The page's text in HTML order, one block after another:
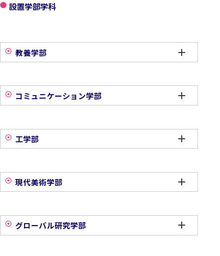
設置学部学科
教養学部
コミュニケーション学部
工学部
現代美術学部
グローバル研究学部